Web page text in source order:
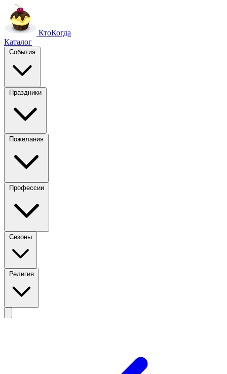
КтоКогда
Каталог
События
Праздники
Пожелания
Профессии
Сезоны
Религия